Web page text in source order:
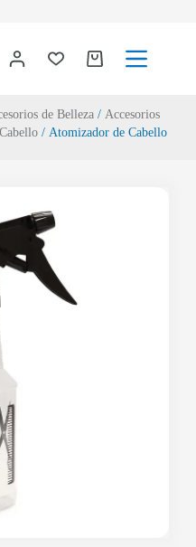
de Belleza/ Accesorios
/ Atomizador de Cabello